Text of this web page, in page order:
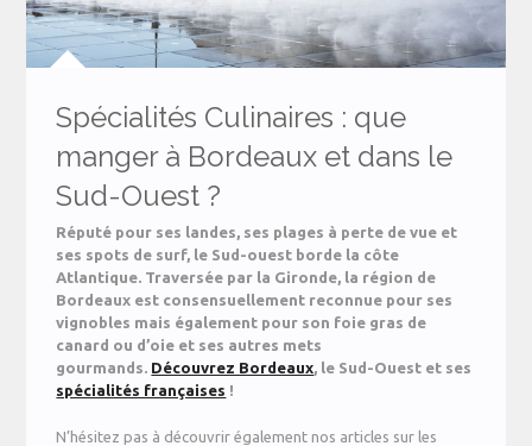
Spécialités Culinaires : que
manger à Bordeaux et dans le
Sud-Ouest ?
Réputé pour ses landes, ses plages à perte de vue et
ses spots de surf, le Sud-ouest borde la côte
Atlantique. Traversée par la Gironde, la région de
Bordeaux est consensuellement reconnue pour ses
vignobles mais également pour son foie gras de
canard ou d’oie et ses autres mets
gourmands. Découvrez Bordeaux, le Sud-Ouest et ses
spécialités françaises !
N’hésitez pas à découvrir également nos articles sur les